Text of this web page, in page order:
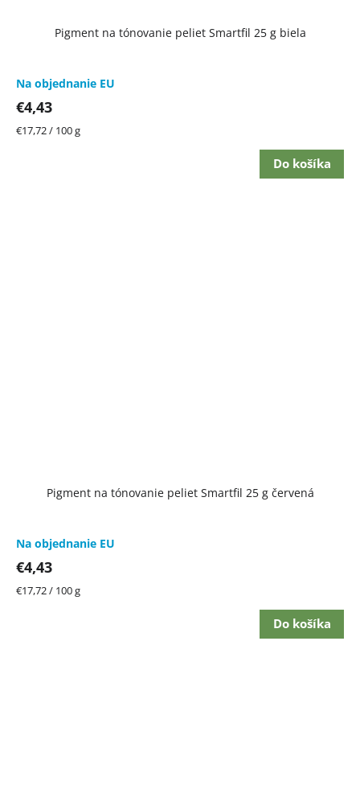
Pigment na tónovanie peliet Smartfil 25 g biela
Na objednanie EU
€4,43
Jednotková
€17,72 / 100 g
Do košíka
Pigment na tónovanie peliet Smartfil 25 g červená
Na objednanie EU
€4,43
Jednotková
€17,72 / 100 g
Do košíka